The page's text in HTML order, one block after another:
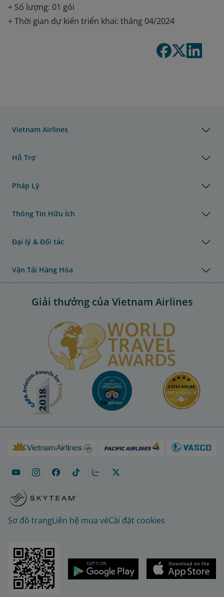
+ Số lượng: 01 gói
+ Thời gian dự kiến triển khai: tháng 04/2024
Vietnam Airlines
Hỗ Trợ
Pháp Lý
Thông Tin Hữu Ích
Đại lý & Đối tác
Vận Tải Hàng Hóa
Giải thưởng của Vietnam Airlines
Sơ đồ trangLiên hệ mua véCài đặt cookies